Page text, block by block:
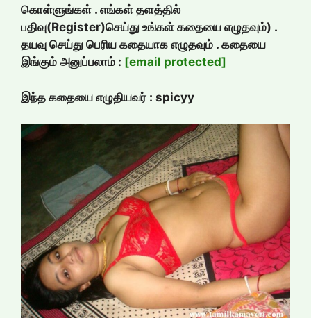
கொள்ளுங்கள் . எங்கள் தளத்தில்
பதிவு(Register)செய்து உங்கள் கதையை எழுதவும்) .
தயவு செய்து பெரிய கதையாக எழுதவும் . கதையை
இங்கும் அனுப்பலாம் : [email protected]
இந்த கதையை எழுதியவர் : spicyy